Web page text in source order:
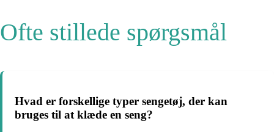
Ofte stillede spørgsmål
Hvad er forskellige typer sengetøj, der kan
bruges til at klæde en seng?